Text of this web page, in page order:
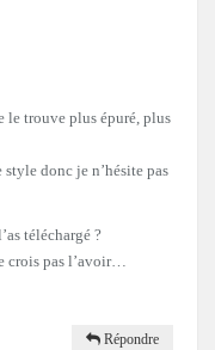
le trouve plus épuré, plus
donc je n’hésite pas
téléchargé ?
crois pas l’avoir…
Répondre